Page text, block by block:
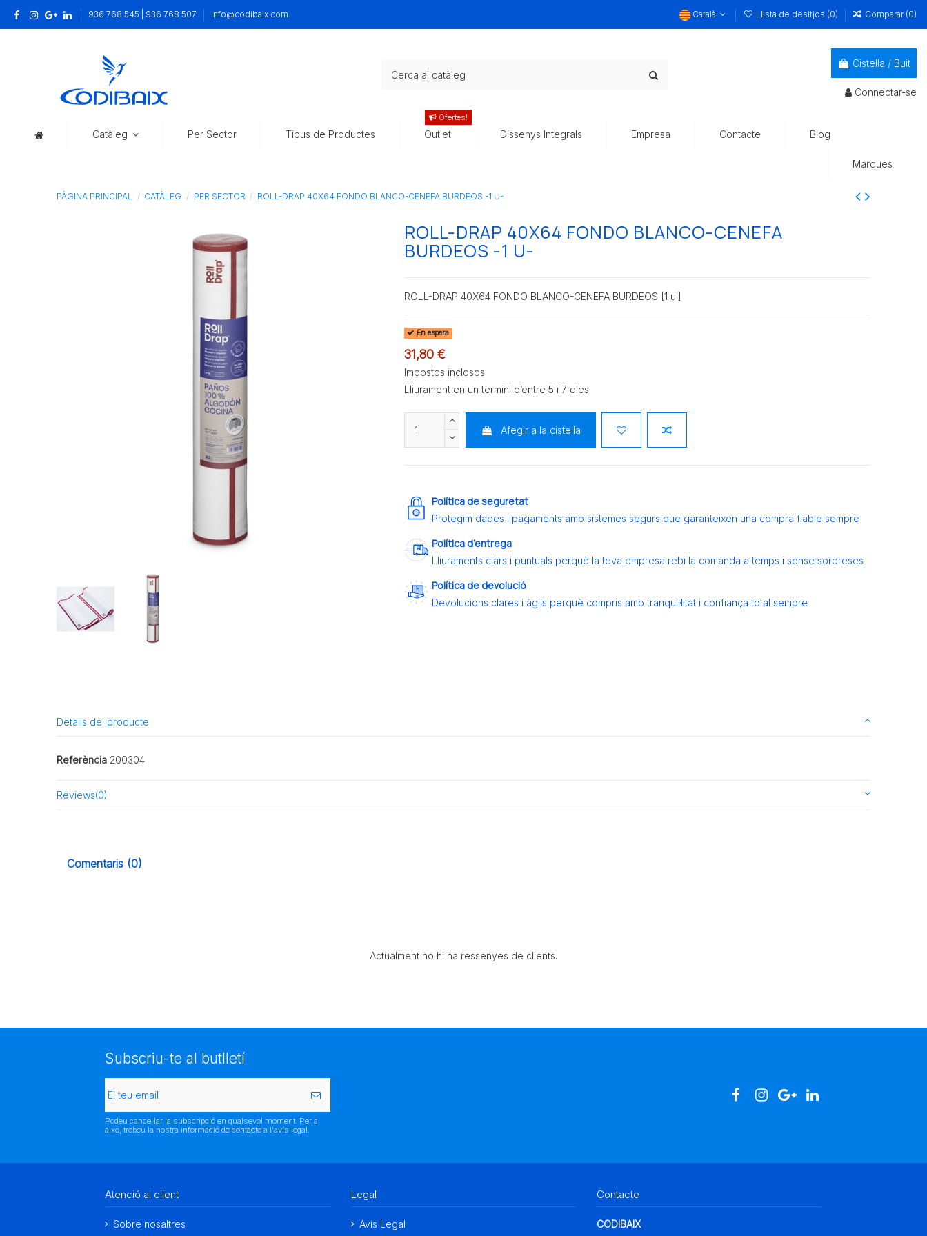
936 768 545 | 936 768 507 info@codibaix.com Català Llista de desitjos (0) Comparar (0)
Cistella / Buit
Connectar-se
Catàleg Per Sector Tipus de Productes Outlet
Ofertes!
Dissenys Integrals Empresa Contacte Blog
Marques
PÀGINA PRINCIPAL CATÀLEG PER SECTOR ROLL-DRAP 40X64 FONDO BLANCO-CENEFA BURDEOS -1 U-
ROLL-DRAP 40X64 FONDO BLANCO-CENEFA
BURDEOS -1 U-
ROLL-DRAP 40X64 FONDO BLANCO-CENEFA BURDEOS [1 u.]
En espera
31,80 €
Impostos inclosos
Lliurament en un termini d’entre 5 i 7 dies
Afegir a la cistella
Política de seguretat
Protegim dades i pagaments amb sistemes segurs que garanteixen una compra fiable sempre
Política d’entrega
Lliuraments clars i puntuals perquè la teva empresa rebi la comanda a temps i sense sorpreses
Política de devolució
Devolucions clares i àgils perquè compris amb tranquil·litat i confiança total sempre
Detalls del producte
Referència 200304
Reviews(0)
Comentaris (0)
Actualment no hi ha ressenyes de clients.
Subscriu-te al butlletí
Podeu cancel·lar la subscripció en qualsevol moment. Per a
això, trobeu la nostra informació de contacte a l'avís legal.
Atenció al client
Sobre nosaltres
Legal
Avís Legal
Contacte
CODIBAIX